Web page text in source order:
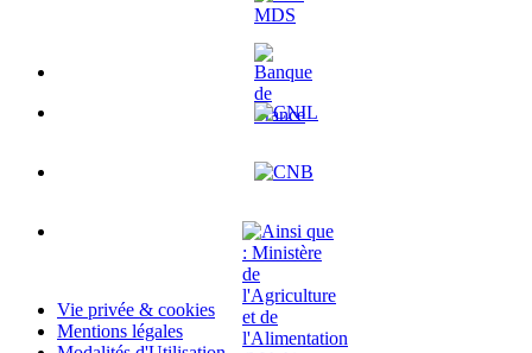
Vie privée & cookies
Mentions légales